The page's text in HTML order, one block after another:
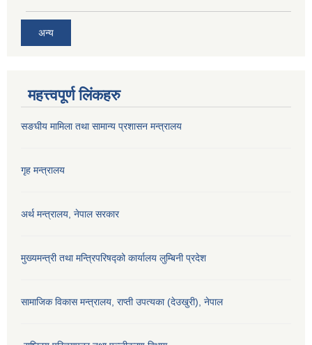
अन्य
महत्त्वपूर्ण लिंकहरु
सङघीय मामिला तथा सामान्य प्रशासन मन्‍त्रालय
गृह मन्त्रालय
अर्थ मन्त्रालय, नेपाल सरकार
मुख्यमन्त्री तथा मन्त्रिपरिषद्को कार्यालय लुम्बिनी प्रदेश
सामाजिक विकास मन्‍‍त्रालय, राप्ती उपत्यका (देउखुरी), नेपाल